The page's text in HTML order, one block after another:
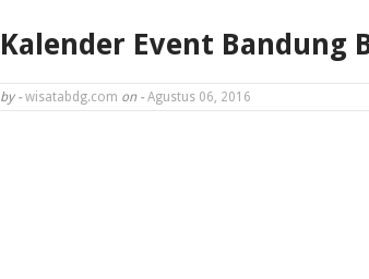
Kalender Event Bandung
by - wisatabdg.com on - Agustus 06, 2016